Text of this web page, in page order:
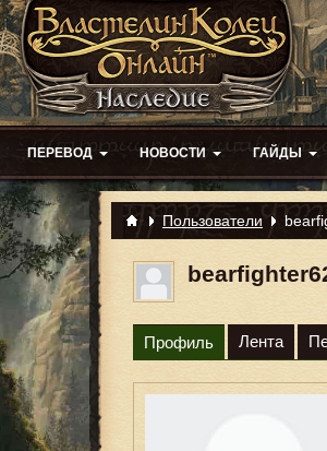
ПЕРЕВОД НОВОСТИ ГАЙДЫ
Пользователи
Профиль Лента